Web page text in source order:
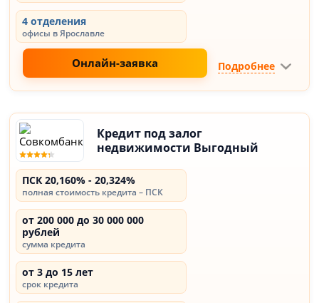
4 отделения
офисы в Ярославле
Онлайн-заявка Подробнее
Кредит под залог
недвижимости Выгодный
ПСК 20,160% - 20,324%
полная стоимость кредита – ПСК
от 200 000 до 30 000 000
рублей
сумма кредита
от 3 до 15 лет
срок кредита